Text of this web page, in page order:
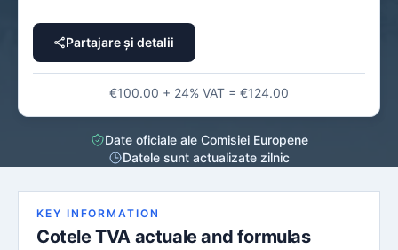
Partajare și detalii
€100.00 + 24% VAT = €124.00
Date oficiale ale Comisiei Europene
Datele sunt actualizate zilnic
KEY INFORMATION
Cotele TVA actuale and formulas